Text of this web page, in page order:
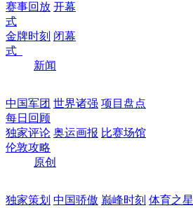
赛事回放 开幕
式
金牌时刻 闭幕
式
新闻
中国军团 世界诸强 项目盘点
每日回顾
独家评论 奥运画报 比赛场馆
伦敦攻略
原创
独家策划 中国骄傲 巅峰时刻 体育之星